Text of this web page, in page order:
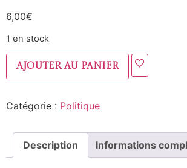
6,00€
1 en stock
Ajouter au panier
Catégorie : Politique
Description Informations